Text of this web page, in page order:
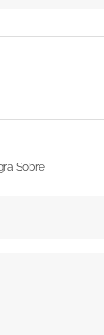
Sobre